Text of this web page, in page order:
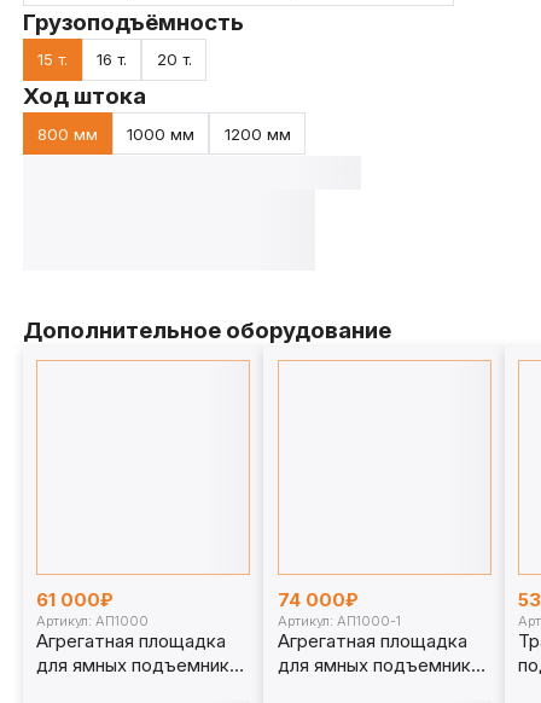
Грузоподъёмность
15 т. 16 т. 20 т.
Ход штока
800 мм 1000 мм 1200 мм
Дополнительное оборудование
61 000₽
Артикул: АП1000
Агрегатная площадка
для ямных подъемников
74 000₽
Артикул: АП1000-1
Агрегатная площадка
для ямных подъемников